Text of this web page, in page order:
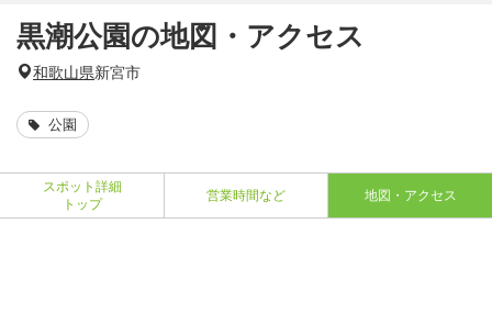
黒潮公園の地図・アクセス
和歌山県新宮市
公園
スポット詳細
トップ
営業時間など 地図・アクセス